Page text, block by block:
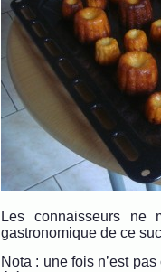
Les connaisseurs ne
gastronomique de ce
Nota : une fois n’est